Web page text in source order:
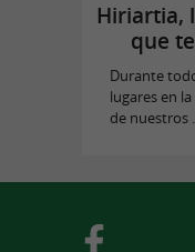
Hiriartia,
que
Durante
lugares en
de nuestros